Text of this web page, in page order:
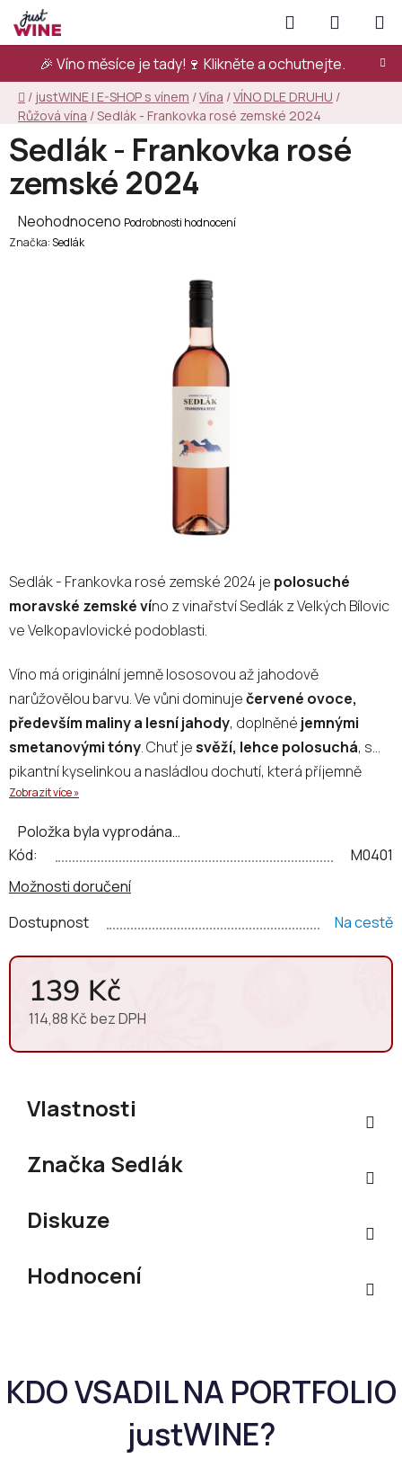
Přejít
na
obsah
🎉 Víno měsíce je tady!🍷 Klikněte a ochutnejte.
Hledat
KOŠÍK
Domů
/ justWINE | E-SHOP s vínem /Vína /VÍNO DLE DRUHU /
Růžová vína /Sedlák - Frankovka rosé zemské 2024
Sedlák - Frankovka rosé zemské 2024 je polosuché
moravské zemské víno z vinařství Sedlák z Velkých Bílovic
ve Velkopavlovické podoblasti.
Víno má originální jemně lososovou až jahodově
narůžovělou barvu. Ve vůni dominuječervené ovoce,
především maliny a lesní jahody, doplněné jemnými
smetanovými tóny. Chuť jesvěží, lehce polosuchá, s
pikantní kyselinkou a nasládlou dochutí, která příjemně
balancuje ovocný profil.
Zobrazit více »
Položka byla vyprodána…
Dostupnost Na cestě
Možnosti doručení
Kód: M0401
139 Kč
114,88 Kč bez DPH
Měrná cena:
Sedlák - Frankovka rosé
zemské 2024
Průměrné
hodnocení
Neohodnoceno Podrobnosti hodnocení
Značka:Sedlák
Vlastnosti
Značka Sedlák
Diskuze
Hodnocení